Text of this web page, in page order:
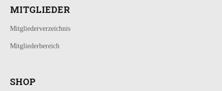
MITGLIEDER
Mitgliederverzeichnis
Mitgliederbereich
SHOP